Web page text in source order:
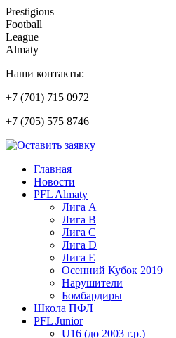
Prestigious
Football
League
Almaty
Наши контакты:
+7 (701) 715 0972
+7 (705) 575 8746
Главная
Новости
PFL Almaty
Лига A
Лига В
Лига С
Лига D
Лига Е
Осенний Кубок 2019
Нарушители
Бомбардиры
Школа ПФЛ
PFL Junior
U16 (до 2003 г.р.)